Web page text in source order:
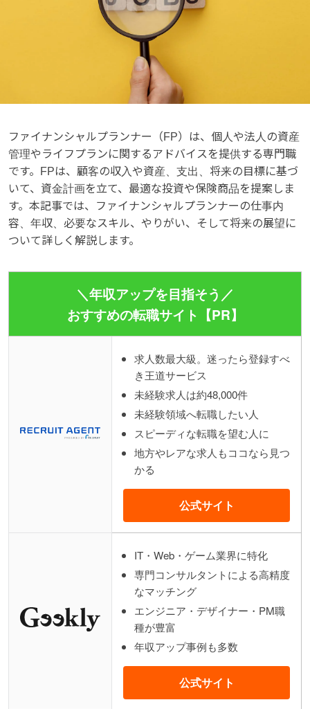
ファイナンシャルプランナー（FP）は、個人や法人の資産
管理やライフプランに関するアドバイスを提供する専門職
です。FPは、顧客の収入や資産、支出、将来の目標に基づ
いて、資金計画を立て、最適な投資や保険商品を提案しま
す。本記事では、ファイナンシャルプランナーの仕事内
容、年収、必要なスキル、やりがい、そして将来の展望に
ついて詳しく解説します。
＼年収アップを目指そう／
おすすめの転職サイト【PR】
求人数最大級。迷ったら登録すべ
き王道サービス
未経験求人は約48,000件
未経験領域へ転職したい人
スピーディな転職を望む人に
地方やレアな求人もココなら見つ
かる
公式サイト
IT・Web・ゲーム業界に特化
専門コンサルタントによる高精度
なマッチング
エンジニア・デザイナー・PM職
種が豊富
年収アップ事例も多数
公式サイト